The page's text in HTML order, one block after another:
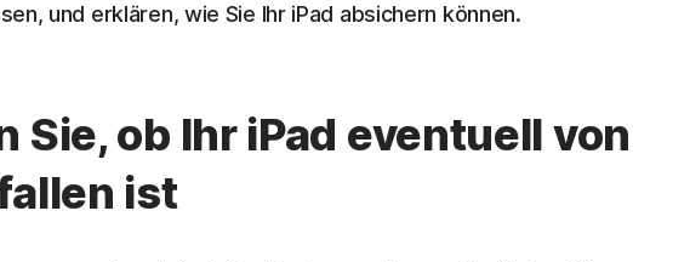
und erklären, wie Sie Ihr iPad absichern können.
Sie, ob Ihr iPad eventuell von
ist